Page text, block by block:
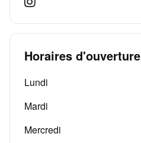
Horaires d'ouverture
Lundi
Mardi
Mercredi